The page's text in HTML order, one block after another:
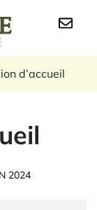
sur
d’accueil
2024